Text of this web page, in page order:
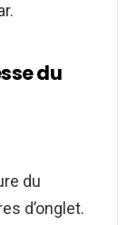
du
du
d’onglet.